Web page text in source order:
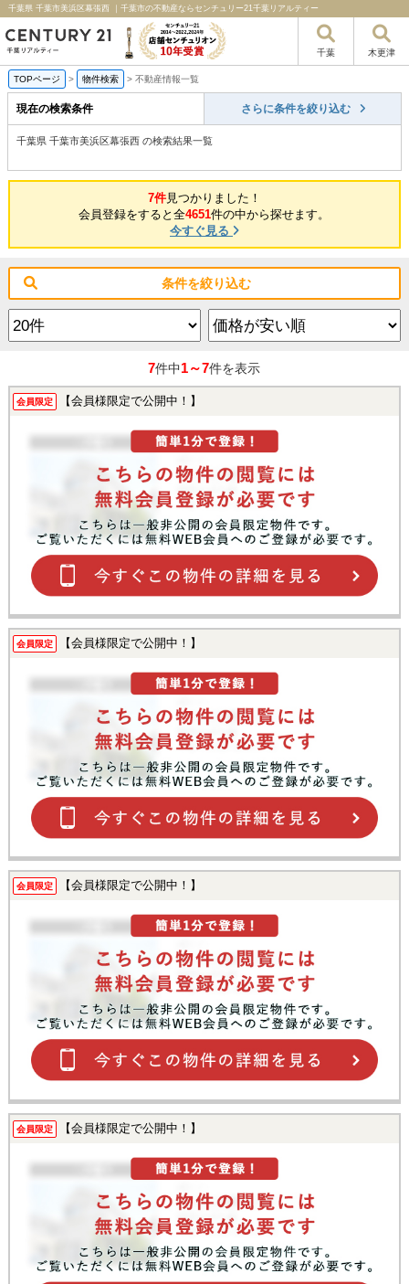
千葉県 千葉市美浜区幕張西 ｜千葉市の不動産ならセンチュリー21千葉リアルティー
千葉 木更津
TOPページ > 物件検索 > 不動産情報一覧
現在の検索条件 さらに条件を絞り込む
千葉県 千葉市美浜区幕張西 の検索結果一覧
7件見つかりました！
会員登録をすると全4651件の中から探せます。
今すぐ見る
条件を絞り込む
7件中1～7件を表示
会員限定 【会員様限定で公開中！】
会員限定 【会員様限定で公開中！】
会員限定 【会員様限定で公開中！】
会員限定 【会員様限定で公開中！】